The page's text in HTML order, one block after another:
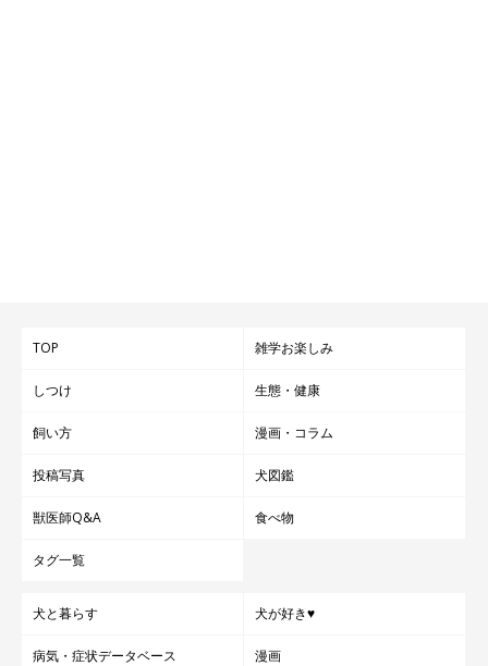
にいたい」という気持ちの現れでしょう。
の理由や意味をご紹介しました。みなさんは、どのような愛犬の
行動を可愛いと感じますか？ ぜひ教えてくださいね！
態からひも解く！犬ってこんなにカワイイ生きものなんです♡』
（監修：哺乳類学者 川崎市環境影響評価審議会委員 日本動物科
TOP 雑学お楽しみ
しつけ 生態・健康
飼い方 漫画・コラム
投稿写真 犬図鑑
獣医師Q&A 食べ物
タグ一覧
犬と暮らす 犬が好き♥
病気・症状データベース 漫画